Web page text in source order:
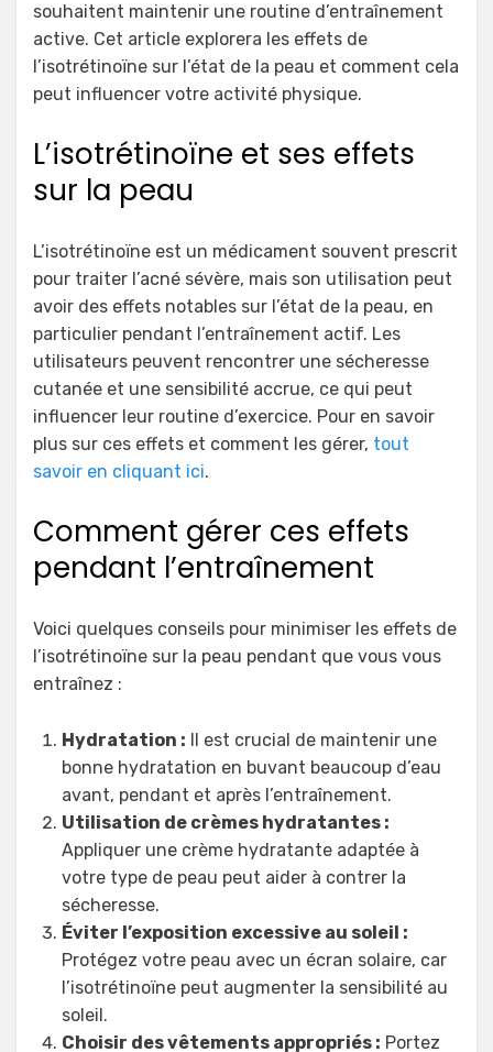
souhaitent maintenir une routine d’entraînement
active. Cet article explorera les effets de
l’isotrétinoïne sur l’état de la peau et comment cela
peut influencer votre activité physique.
L’isotrétinoïne et ses effets
sur la peau
L’isotrétinoïne est un médicament souvent prescrit
pour traiter l’acné sévère, mais son utilisation peut
avoir des effets notables sur l’état de la peau, en
particulier pendant l’entraînement actif. Les
utilisateurs peuvent rencontrer une sécheresse
cutanée et une sensibilité accrue, ce qui peut
influencer leur routine d’exercice. Pour en savoir
plus sur ces effets et comment les gérer, tout
savoir en cliquant ici.
Comment gérer ces effets
pendant l’entraînement
Voici quelques conseils pour minimiser les effets de
l’isotrétinoïne sur la peau pendant que vous vous
entraînez :
Hydratation : Il est crucial de maintenir une
bonne hydratation en buvant beaucoup d’eau
avant, pendant et après l’entraînement.
Utilisation de crèmes hydratantes :
Appliquer une crème hydratante adaptée à
votre type de peau peut aider à contrer la
sécheresse.
Éviter l’exposition excessive au soleil :
Protégez votre peau avec un écran solaire, car
l’isotrétinoïne peut augmenter la sensibilité au
soleil.
Choisir des vêtements appropriés : Portez